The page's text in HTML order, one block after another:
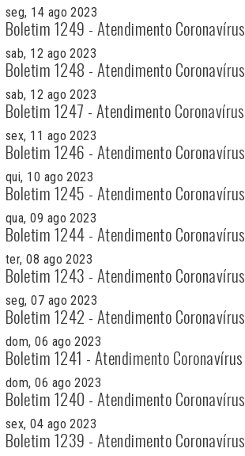
seg, 14 ago 2023
Boletim 1249 - Atendimento Coronavírus
sab, 12 ago 2023
Boletim 1248 - Atendimento Coronavírus
sab, 12 ago 2023
Boletim 1247 - Atendimento Coronavírus
sex, 11 ago 2023
Boletim 1246 - Atendimento Coronavírus
qui, 10 ago 2023
Boletim 1245 - Atendimento Coronavírus
qua, 09 ago 2023
Boletim 1244 - Atendimento Coronavírus
ter, 08 ago 2023
Boletim 1243 - Atendimento Coronavírus
seg, 07 ago 2023
Boletim 1242 - Atendimento Coronavírus
dom, 06 ago 2023
Boletim 1241 - Atendimento Coronavírus
dom, 06 ago 2023
Boletim 1240 - Atendimento Coronavírus
sex, 04 ago 2023
Boletim 1239 - Atendimento Coronavírus